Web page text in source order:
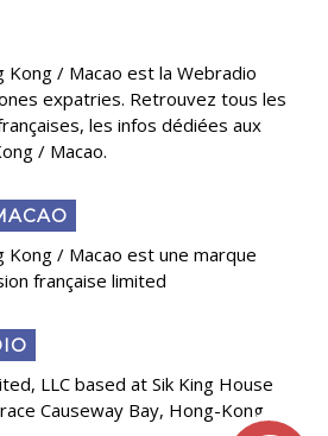
Kong / Macao est la Webradio
expatries. Retrouvez tous les
les infos dédiées aux
/ Macao.
Kong / Macao est une marque
française limited
LLC based at Sik King House
Causeway Bay, Hong-Kong